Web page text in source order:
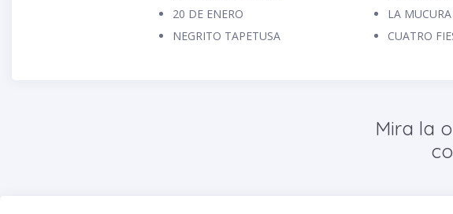
20 DE ENERO
NEGRITO TAPETUSA
LA MUCURA
CUATRO
Mira la